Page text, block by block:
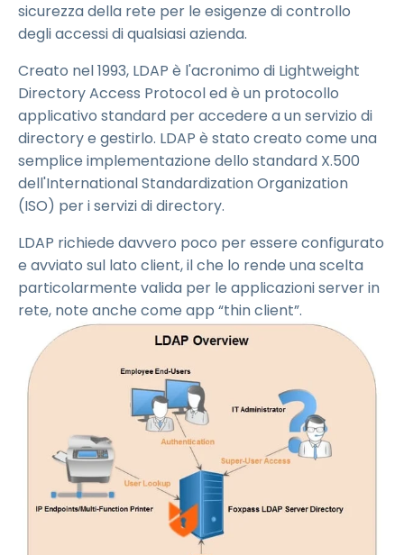
sicurezza della rete per le esigenze di controllo
degli accessi di qualsiasi azienda.
Creato nel 1993, LDAP è l'acronimo di Lightweight
Directory Access Protocol ed è un protocollo
applicativo standard per accedere a un servizio di
directory e gestirlo. LDAP è stato creato come una
semplice implementazione dello standard X.500
dell'International Standardization Organization
(ISO) per i servizi di directory.
LDAP richiede davvero poco per essere configurato
e avviato sul lato client, il che lo rende una scelta
particolarmente valida per le applicazioni server in
rete, note anche come app “thin client”.